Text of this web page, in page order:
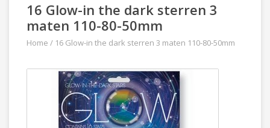
16 Glow-in the dark sterren 3
maten 110-80-50mm
Home / 16 Glow-in the dark sterren 3 maten 110-80-50mm